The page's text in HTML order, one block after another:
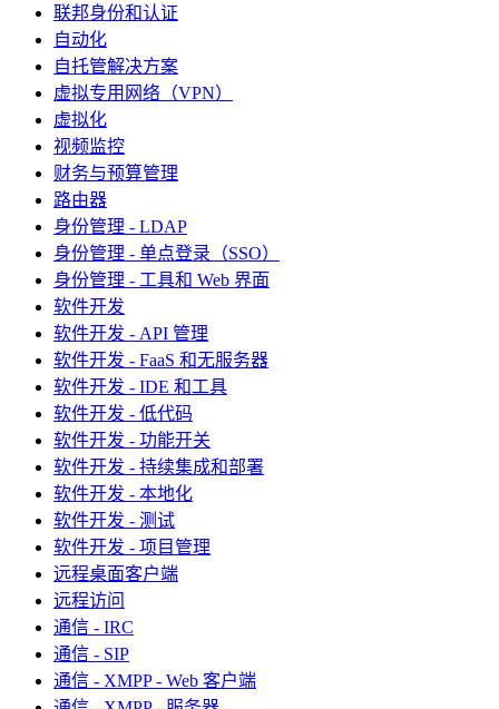
联邦身份和认证
自动化
自托管解决方案
虚拟专用网络（VPN）
虚拟化
视频监控
财务与预算管理
路由器
身份管理 - LDAP
身份管理 - 单点登录（SSO）
身份管理 - 工具和 Web 界面
软件开发
软件开发 - API 管理
软件开发 - FaaS 和无服务器
软件开发 - IDE 和工具
软件开发 - 低代码
软件开发 - 功能开关
软件开发 - 持续集成和部署
软件开发 - 本地化
软件开发 - 测试
软件开发 - 项目管理
远程桌面客户端
远程访问
通信 - IRC
通信 - SIP
通信 - XMPP - Web 客户端